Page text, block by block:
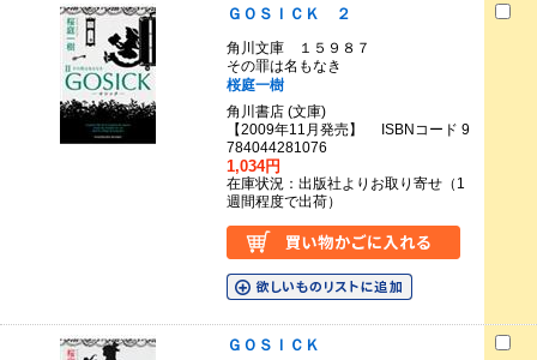
ＧＯＳＩＣＫ ２
角川文庫 １５９８７
その罪は名もなき
桜庭一樹
角川書店 (文庫)
【2009年11月発売】 ISBNコード 9
784044281076
1,034円
在庫状況：出版社よりお取り寄せ（1
週間程度で出荷）
ＧＯＳＩＣＫ